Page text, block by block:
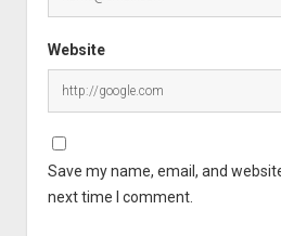
Website
Save my name, email, and
next time I comment.